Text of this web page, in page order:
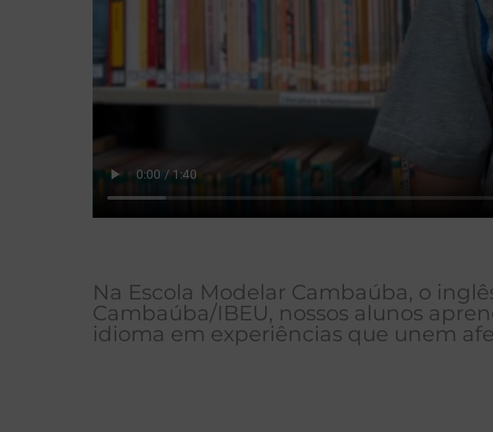
Na Escola Modelar Cambaúba, o
Cambaúba/IBEU, nossos alunos
idioma em experiências que unem